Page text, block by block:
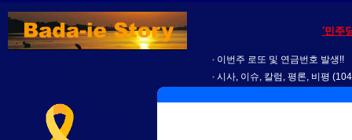
'민주
이번주 로또 및 연금번호 발생!!
시사, 이슈, 칼럼, 평론, 비평